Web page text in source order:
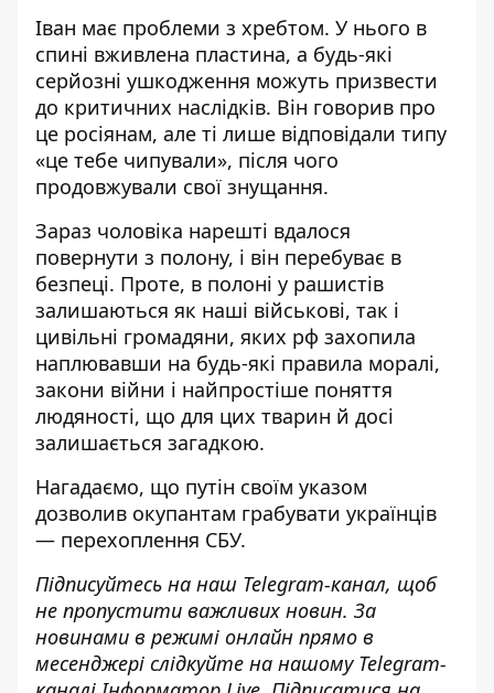
Іван має проблеми з хребтом. У нього в
спині вживлена пластина, а будь-які
серйозні ушкодження можуть призвести
до критичних наслідків. Він говорив про
це росіянам, але ті лише відповідали типу
«це тебе чипували», після чого
продовжували свої знущання.
Зараз чоловіка нарешті вдалося
повернути з полону, і він перебуває в
безпеці. Проте, в полоні у рашистів
залишаються як наші військові, так і
цивільні громадяни, яких рф захопила
наплювавши на будь-які правила моралі,
закони війни і найпростіше поняття
людяності, що для цих тварин й досі
залишається загадкою.
Нагадаємо, що путін своїм указом
дозволив окупантам грабувати українців
— перехоплення СБУ.
Підписуйтесь на наш Telegram-канал, щоб
не пропустити важливих новин. За
новинами в режимі онлайн прямо в
месенджері слідкуйте на нашому Telegram-